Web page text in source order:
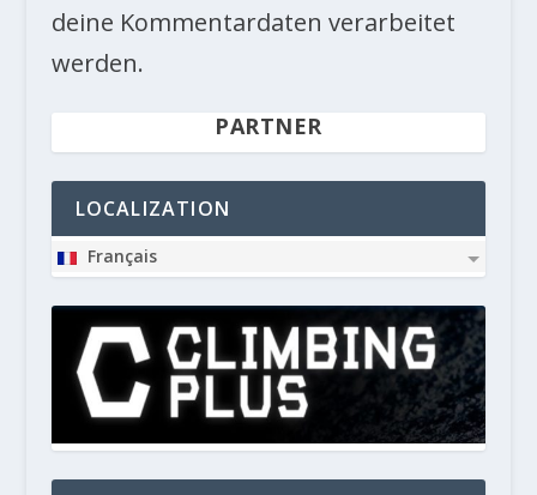
deine Kommentardaten verarbeitet
werden.
PARTNER
LOCALIZATION
Français